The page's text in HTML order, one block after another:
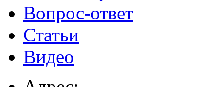
Вопрос-ответ
Статьи
Видео